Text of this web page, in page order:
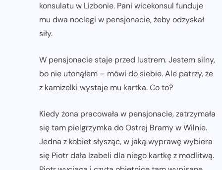
konsulatu w Lizbonie. Pani wicekonsul funduje
mu dwa noclegi w pensjonacie, żeby odzyskał
siły.
W pensjonacie staje przed lustrem. Jestem silny,
bo nie utonąłem – mówi do siebie. Ale patrzy, że
z kamizelki wystaje mu kartka. Co to?
Kiedy żona pracowała w pensjonacie, zatrzymała
się tam pielgrzymka do Ostrej Bramy w Wilnie.
Jedna z kobiet słysząc, w jaką wyprawę wybiera
się Piotr dała Izabeli dla niego kartkę z modlitwą.